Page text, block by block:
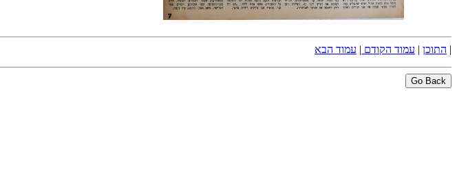
| התוכן | עמוד הקודם | עמוד הבא
Go Back